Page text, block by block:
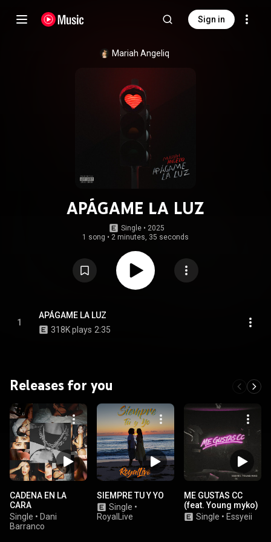
Sign in
Mariah Angeliq
APÁGAME LA LUZ
Single • 2025
1 song • 2 minutes, 35 seconds
1
APÁGAME LA LUZ
318K plays 2:35
Releases for you
CADENA EN LA
CARA
Single • Dani
Barranco
SIEMPRE TU Y YO
Single •
RoyalLive
ME GUSTAS CC
(feat. Young myko)
Single • Essyeii